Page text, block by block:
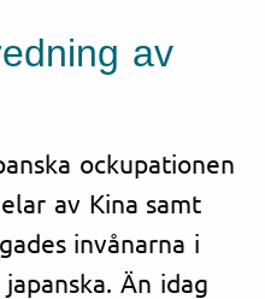
av
ockupationen
av Kina samt
invånarna i
Än idag